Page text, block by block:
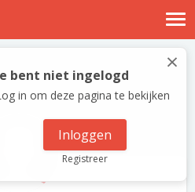
verhalen
Log in
je gratis aan
×
bent niet ingelogd
in om deze pagina te bekijken
Inloggen
Registreer